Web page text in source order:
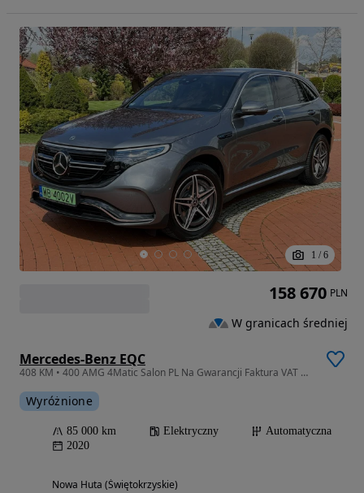
1 / 6
Mercedes-Benz EQC
408 KM • 400 AMG 4Matic Salon PL Na Gwarancji Faktura VAT Możliwa Zamiana
Wyróżnione
85 000 km Elektryczny
Automatyczna
2020
Nowa Huta (Świętokrzyskie)
158 670 PLN
W granicach średniej